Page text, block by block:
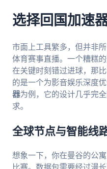
选择回国加速
市面上工具繁多，但并非
体育赛事直播。一个糟糕
在关键时刻错过进球，那
的是一个为影音娱乐深度
器为例，它的设计几乎完
求。
全球节点与智能线
想象一下，你在曼谷的公
比赛。数据包需要经过漫